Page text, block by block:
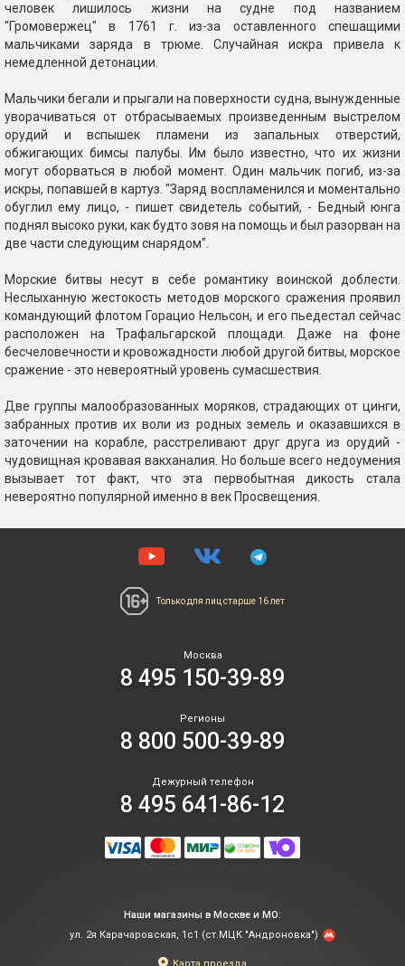
человек лишилось жизни на судне под названием
"Громовержец" в 1761 г. из-за оставленного спешащими
мальчиками заряда в трюме. Случайная искра привела к
немедленной детонации.
Мальчики бегали и прыгали на поверхности судна, вынужденные
уворачиваться от отбрасываемых произведенным выстрелом
орудий и вспышек пламени из запальных отверстий,
обжигающих бимсы палубы. Им было известно, что их жизни
могут оборваться в любой момент. Один мальчик погиб, из-за
искры, попавшей в картуз. "Заряд воспламенился и моментально
обуглил ему лицо, - пишет свидетель событий, - Бедный юнга
поднял высоко руки, как будто зовя на помощь и был разорван на
две части следующим снарядом".
Морские битвы несут в себе романтику воинской доблести.
Неслыханную жестокость методов морского сражения проявил
командующий флотом Горацио Нельсон, и его пьедестал сейчас
расположен на Трафальгарской площади. Даже на фоне
бесчеловечности и кровожадности любой другой битвы, морское
сражение - это невероятный уровень сумасшествия.
Две группы малообразованных моряков, страдающих от цинги,
забранных против их воли из родных земель и оказавшихся в
заточении на корабле, расстреливают друг друга из орудий -
чудовищная кровавая вакханалия. Но больше всего недоумения
вызывает тот факт, что эта первобытная дикость стала
невероятно популярной именно в век Просвещения.
Только для лицстарше 16 лет
Москва
8 495 150-39-89
Регионы
8 800 500-39-89
Дежурный телефон
8 495 641-86-12
Наши магазины в Москве и МО:
ул. 2я Карачаровская, 1с1 (ст.МЦК "Андроновка")